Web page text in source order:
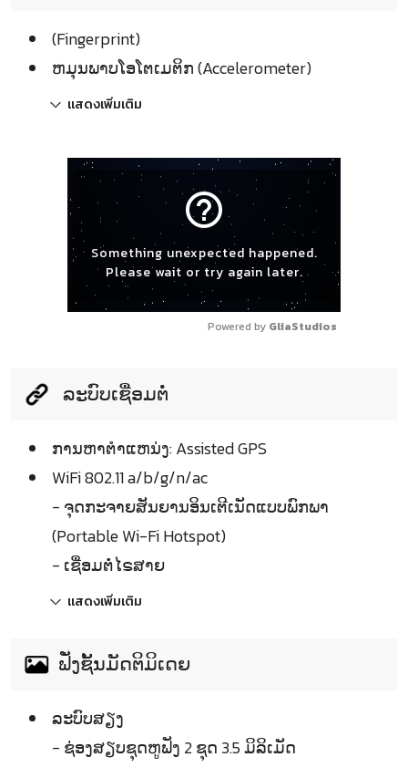
(Fingerprint)
ຫມຸນພາບໂອໂຕເມຕິກ (Accelerometer)
แสดงเพิ่มเติม
help_outline
Something unexpected happened.
Please wait or try again later.
Powered by GliaStudios
ລະບົບເຊື່ອມຕໍ່
ການຫາຕຳແຫນ່ງ: Assisted GPS
WiFi 802.11 a/b/g/n/ac
- ຈຸດກະຈາຍສັນຍານອິນເຕີເນັດແບບພົກພາ
(Portable Wi-Fi Hotspot)
- ເຊື່ອມຕໍ່ໄຣສາຍ
แสดงเพิ่มเติม
ຟັ່ງຊັ້ນມັດຕິມິເດຍ
ລະບົບສຽງ
- ຊ່ອງສຽບຊຸດຫູຟັງ 2 ຊຸດ 3.5 ມິລິເມັດ